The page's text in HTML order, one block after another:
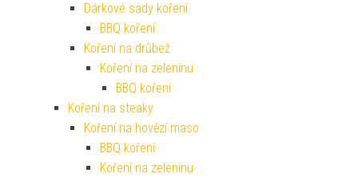
Dárkové sady koření
BBQ koření
Koření na drůbež
Koření na zeleninu
BBQ koření
Koření na steaky
Koření na hovězí maso
BBQ koření
Koření na zeleninu